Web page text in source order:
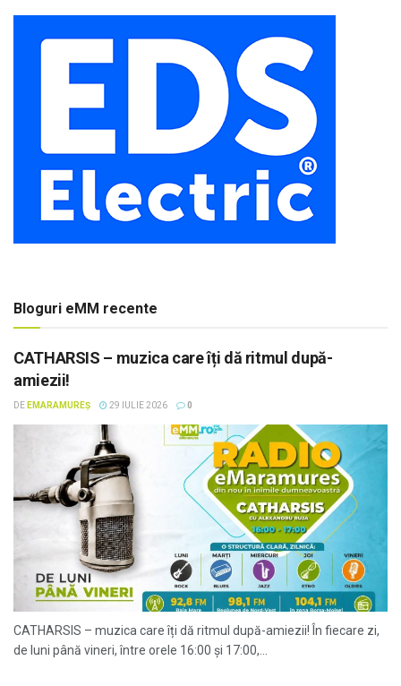
Bloguri eMM recente
CATHARSIS – muzica care îți dă ritmul după-
amiezii!
DE EMARAMUREȘ 29 IULIE 2026 0
CATHARSIS – muzica care îți dă ritmul după-amiezii! În fiecare zi,
de luni până vineri, între orele 16:00 și 17:00,...